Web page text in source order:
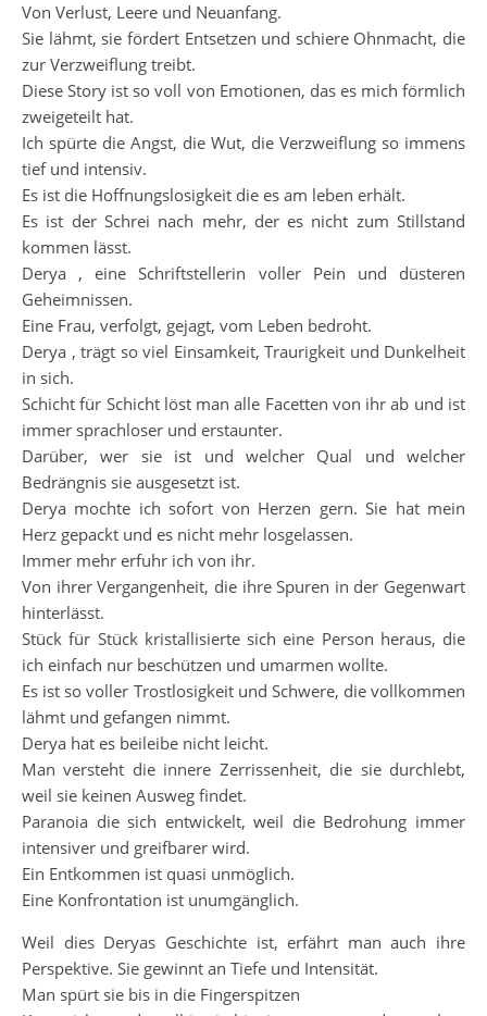
Von Verlust, Leere und Neuanfang.
Sie lähmt, sie fördert Entsetzen und schiere Ohnmacht, die
zur Verzweiflung treibt.
Diese Story ist so voll von Emotionen, das es mich förmlich
zweigeteilt hat.
Ich spürte die Angst, die Wut, die Verzweiflung so immens
tief und intensiv.
Es ist die Hoffnungslosigkeit die es am leben erhält.
Es ist der Schrei nach mehr, der es nicht zum Stillstand
kommen lässt.
Derya , eine Schriftstellerin voller Pein und düsteren
Geheimnissen.
Eine Frau, verfolgt, gejagt, vom Leben bedroht.
Derya , trägt so viel Einsamkeit, Traurigkeit und Dunkelheit
in sich.
Schicht für Schicht löst man alle Facetten von ihr ab und ist
immer sprachloser und erstaunter.
Darüber, wer sie ist und welcher Qual und welcher
Bedrängnis sie ausgesetzt ist.
Derya mochte ich sofort von Herzen gern. Sie hat mein
Herz gepackt und es nicht mehr losgelassen.
Immer mehr erfuhr ich von ihr.
Von ihrer Vergangenheit, die ihre Spuren in der Gegenwart
hinterlässt.
Stück für Stück kristallisierte sich eine Person heraus, die
ich einfach nur beschützen und umarmen wollte.
Es ist so voller Trostlosigkeit und Schwere, die vollkommen
lähmt und gefangen nimmt.
Derya hat es beileibe nicht leicht.
Man versteht die innere Zerrissenheit, die sie durchlebt,
weil sie keinen Ausweg findet.
Paranoia die sich entwickelt, weil die Bedrohung immer
intensiver und greifbarer wird.
Ein Entkommen ist quasi unmöglich.
Eine Konfrontation ist unumgänglich.
Weil dies Deryas Geschichte ist, erfährt man auch ihre
Perspektive. Sie gewinnt an Tiefe und Intensität.
Man spürt sie bis in die Fingerspitzen